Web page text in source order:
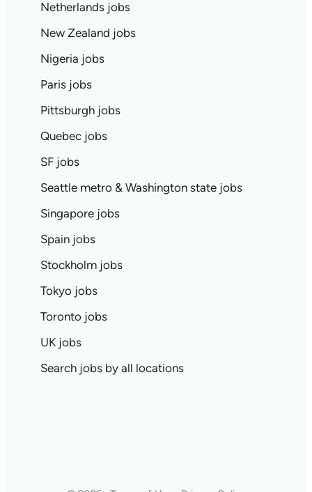
Netherlands jobs
New Zealand jobs
Nigeria jobs
Paris jobs
Pittsburgh jobs
Quebec jobs
SF jobs
Seattle metro & Washington state jobs
Singapore jobs
Spain jobs
Stockholm jobs
Tokyo jobs
Toronto jobs
UK jobs
Search jobs by all locations